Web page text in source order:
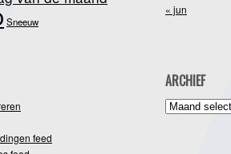
Sneeuw
« jun
feed
ARCHIEF
Archief